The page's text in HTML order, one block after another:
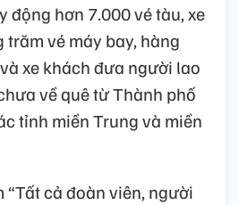
động hơn 7.000 vé tàu, xe
trăm vé máy bay, hàng
xe khách đưa người lao
về quê từ Thành phố
tỉnh miền Trung và miền
cả đoàn viên, người